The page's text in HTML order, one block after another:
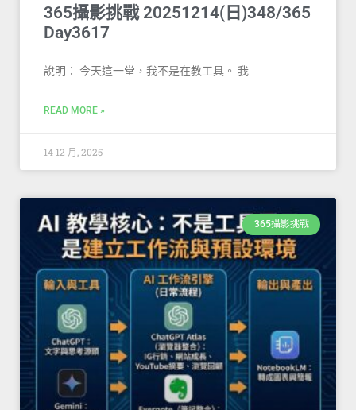
365攝影挑戰 20251214(日)348/365
Day3617
說明： 今天這一堂，我不是在教工具。 我
READ MORE »
14 12 月, 2025
365攝影挑戰